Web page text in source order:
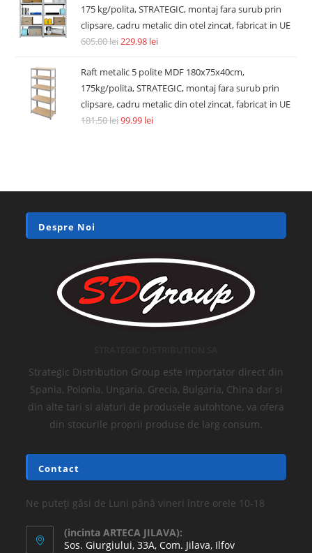
175 kg/polita, STRATEGIC, montaj fara surub prin
clipsare, cadru metalic din otel zincat, fabricat in UE
605.00lei229.98 lei
Raft metalic 5 polite MDF 180x75x40cm,
175kg/polita, STRATEGIC, montaj fara surub prin
clipsare, cadru metalic din otel zincat, fabricat in UE
181.50lei99.99 lei
Despre Noi
Strategic Distribution Group este importator direct din
Spania, Polonia, Ungaria, Grecia, Bulgaria, China dar si
din alte tari si alaturi de produsele autohtone, va ofera
din stocurile proprii produse de larg consum.
Contact
Ne puteți găsi de Luni până vineri între orele 10-18
(incinta ARTECA JILAVA):
Sos. Giurgiului, 33A, Com. Jilava, Ilfov